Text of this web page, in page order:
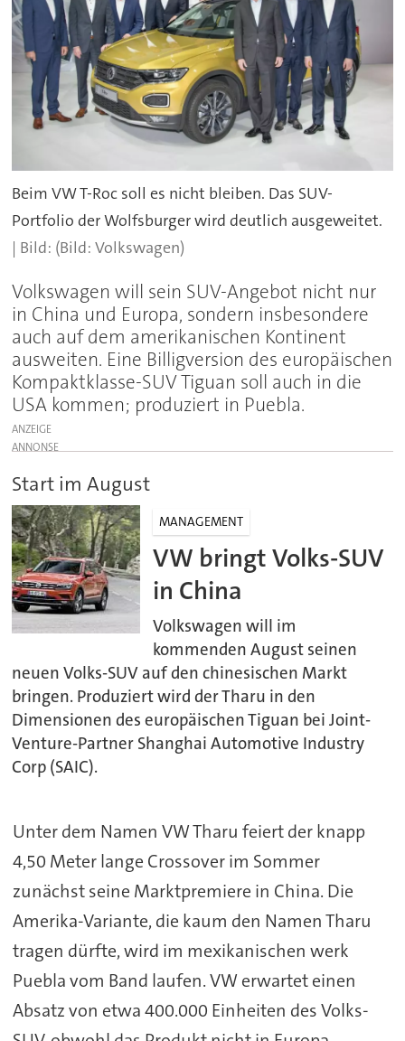
Beim VW T-Roc soll es nicht bleiben. Das SUV-
Portfolio der Wolfsburger wird deutlich ausgeweitet.
(Bild: Volkswagen)
Volkswagen will sein SUV-Angebot nicht nur
in China und Europa, sondern insbesondere
auch auf dem amerikanischen Kontinent
ausweiten. Eine Billigversion des europäischen
Kompaktklasse-SUV Tiguan soll auch in die
USA kommen; produziert in Puebla.
ANZEIGE
Start im August
MANAGEMENT
VW bringt Volks-SUV
in China
Volkswagen will im
kommenden August seinen
neuen Volks-SUV auf den chinesischen Markt
bringen. Produziert wird der Tharu in den
Dimensionen des europäischen Tiguan bei Joint-
Venture-Partner Shanghai Automotive Industry
Corp (SAIC).
Unter dem Namen VW Tharu feiert der knapp
4,50 Meter lange Crossover im Sommer
zunächst seine Marktpremiere in China. Die
Amerika-Variante, die kaum den Namen Tharu
tragen dürfte, wird im mexikanischen werk
Puebla vom Band laufen. VW erwartet einen
Absatz von etwa 400.000 Einheiten des Volks-